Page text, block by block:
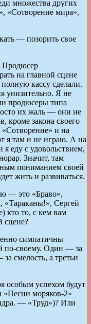
множества других
«Сотворение мира»,
Продюсер
на главной сцене
кассу сделали.
унизительно. Я не
продюсеры типа
их жаль — они не
кроме закона своего
«Сотворение» и на
я там и не играю. А на
еду с удовольствием,
Значит, там
пониманием своей
жить и развиваться.
— это «Браво»,
«Тараканы!», Сергей
кто то, с кем вам
сцене?
симпатичны
по-своему. Один — за
смелость, а третьи
особым успехом будут
«Песни моряков-2»
— «Труд»)? Или